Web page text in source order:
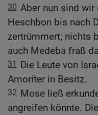
30 Aber nun sind wir
Heschbon bis nach
zertrümmert; nichts
auch Medeba fraß
31 Die Leute von
Amoriter in Besitz.
32 Mose ließ
angreifen könnte.